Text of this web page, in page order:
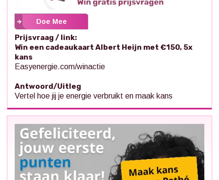
Doe Mee
Prijsvraag / link:
Win een cadeaukaart Albert Heijn met €150, 5x
kans
Easyenergie.com/winactie
Antwoord/Uitleg
Vertel hoe jij je energie verbruikt en maak kans